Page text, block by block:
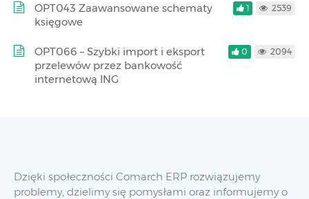
OPT043 Zaawansowane schematy
księgowe
1 2539
OPT066 – Szybki import i eksport
przelewów przez bankowość
internetową ING
0 2094
Dzięki społeczności Comarch ERP rozwiązujemy
problemy, dzielimy się pomysłami oraz informujemy o